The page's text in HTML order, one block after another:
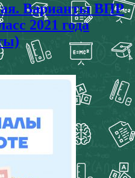
Варианты ВПР
2021 года